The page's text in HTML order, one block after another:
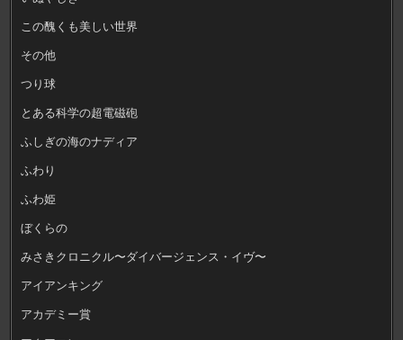
この醜くも美しい世界
その他
つり球
とある科学の超電磁砲
ふしぎの海のナディア
ふわり
ふわ姫
ぼくらの
みさきクロニクル〜ダイバージェンス・イヴ〜
アイアンキング
アカデミー賞